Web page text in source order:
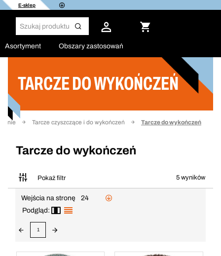
E-sklep
Asortyment Obszary zastosowań
TARCZE DO WYKOŃCZEŃ
Tarcze czyszczące i do wykończeń Tarcze do wykończeń
Tarcze do wykończeń
Pokaż filtr 5 wyników
Filtruj
Wejścia na stronę
24
Podgląd:
1